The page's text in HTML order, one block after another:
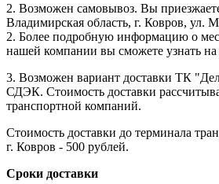
2. Возможен самовывоз. Вы
Владимирская область, г. Ковров, ул.
2. Более подробную информацию о
нашей компании вы сможете узнать
3. Возможен вариант доставки ТК
СДЭК. Стоимость доставки
транспортной компаний.
Стоимость доставки до терминала
г. Ковров - 500 рублей.
Сроки доставки